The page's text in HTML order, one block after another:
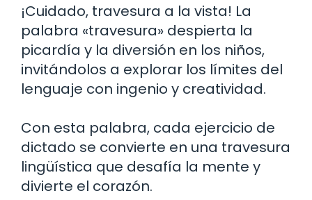
¡Cuidado, travesura a la vista! La
palabra «travesura» despierta la
picardía y la diversión en los niños,
invitándolos a explorar los límites del
lenguaje con ingenio y creatividad.
Con esta palabra, cada ejercicio de
dictado se convierte en una travesura
lingüística que desafía la mente y
divierte el corazón.